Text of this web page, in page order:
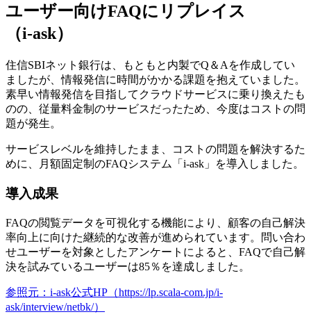
ユーザー向けFAQにリプレイス
（i-ask）
住信SBIネット銀行は、もともと内製でQ＆Aを作成してい
ましたが、情報発信に時間がかかる課題を抱えていました。
素早い情報発信を目指してクラウドサービスに乗り換えたも
のの、従量料金制のサービスだったため、今度はコストの問
題が発生。
サービスレベルを維持したまま、コストの問題を解決するた
めに、月額固定制のFAQシステム「i-ask」を導入しました。
導入成果
FAQの閲覧データを可視化する機能により、顧客の自己解決
率向上に向けた継続的な改善が進められています。問い合わ
せユーザーを対象としたアンケートによると、 FAQで自己解
決を試みているユーザーは85％を達成しました。
参照元：i-ask公式HP（https://lp.scala-com.jp/i-
ask/interview/netbk/）